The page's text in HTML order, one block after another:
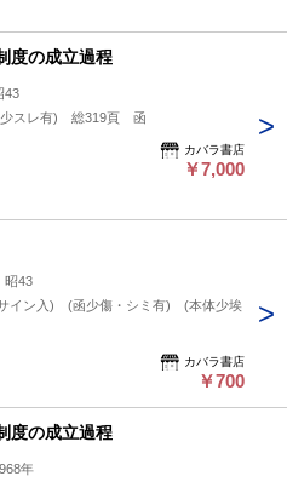
度の成立過程
43
少スレ有) 総319頁 函
カバラ書店
￥7,000
昭43
ン入) (函少傷・シミ有) (本体少埃
カバラ書店
￥700
度の成立過程
年